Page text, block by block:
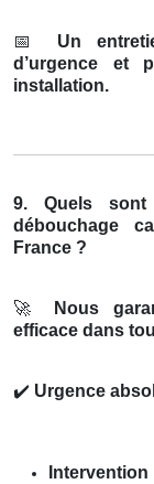
📅
Un
d’urgence et
installation.
9. Quels sont
débouchage
France ?
🚀
Nous
efficace dans
✔️ Urgence